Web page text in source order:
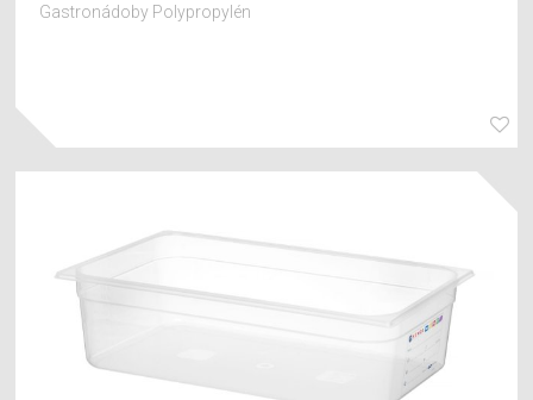
Gastronádoby Polypropylén